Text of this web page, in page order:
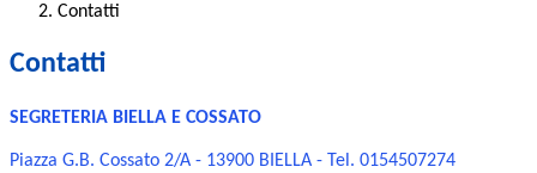
Contatti
Contatti
SEGRETERIA BIELLA E COSSATO
Piazza G.B. Cossato 2/A - 13900 BIELLA - Tel. 0154507274